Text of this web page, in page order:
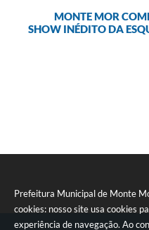
Prefeitura Municipal de Monte
cookies: nosso site usa cookies
experiência de navegação. Ao
MONTE MOR
SHOW INÉDITO DA